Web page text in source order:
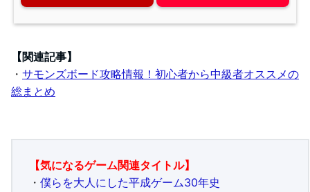
【関連記事】
・ サモンズボード攻略情報！初心者から中級者オススメの
総まとめ
【気になるゲーム関連タイトル】
・ 僕らを大人にした平成ゲーム30年史